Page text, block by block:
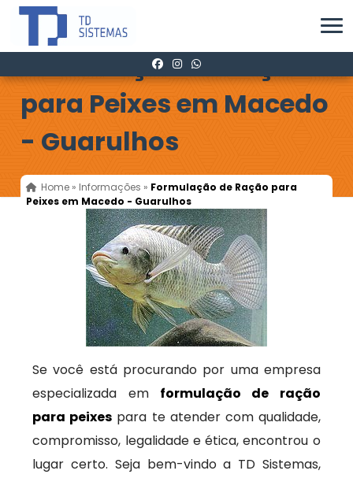
Formulação de Ração
para Peixes em Macedo
- Guarulhos
Home » Informações » Formulação de Ração para
Peixes em Macedo - Guarulhos
Se você está procurando por uma empresa
especializada em formulação de ração
para peixes para te atender com qualidade,
compromisso, legalidade e ética, encontrou o
lugar certo. Seja bem-vindo a TD Sistemas,